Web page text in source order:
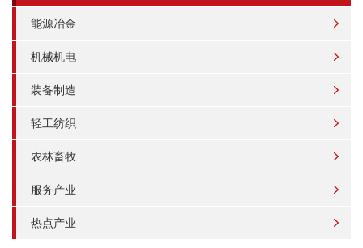
能源冶金
机械机电
装备制造
轻工纺织
农林畜牧
服务产业
热点产业